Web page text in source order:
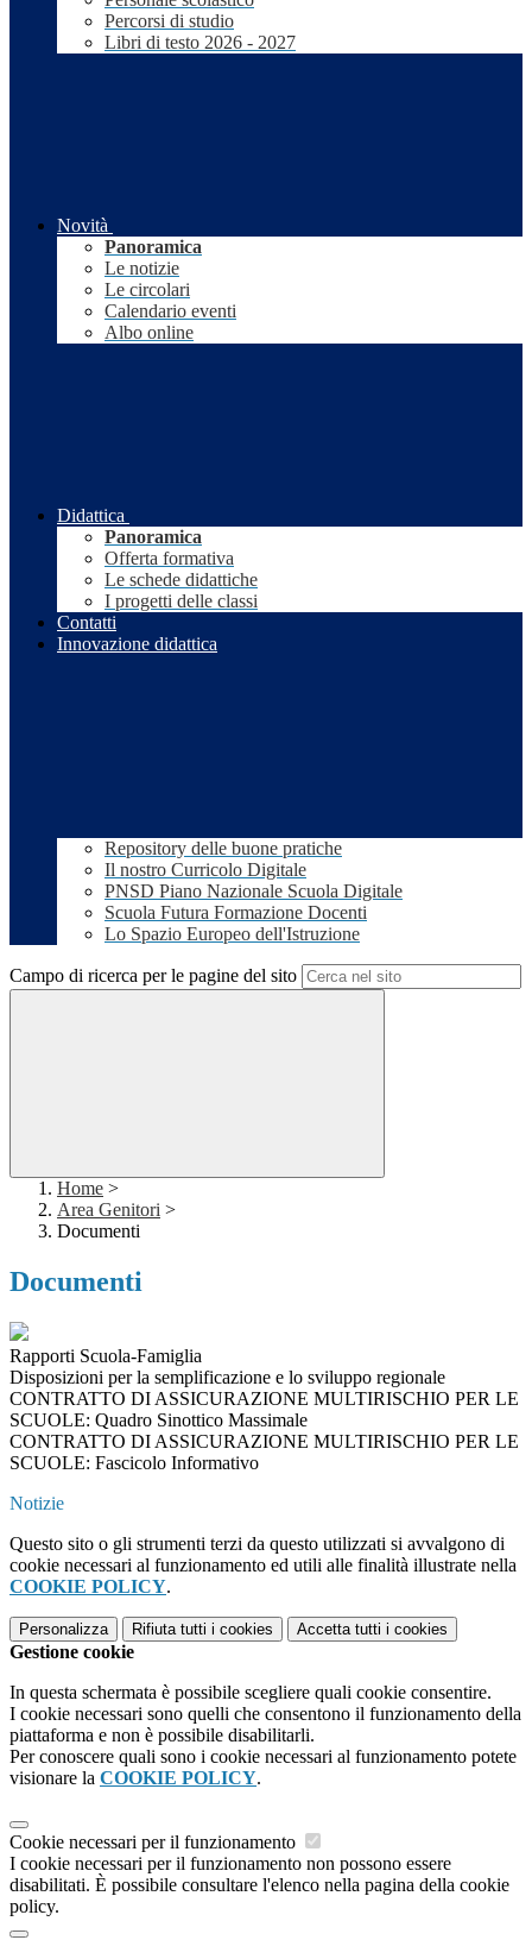
Percorsi di studio
Libri di testo 2026 - 2027
Novità
Panoramica
Le notizie
Le circolari
Calendario eventi
Albo online
Didattica
Panoramica
Offerta formativa
Le schede didattiche
I progetti delle classi
Contatti
Innovazione didattica
Repository delle buone pratiche
Il nostro Curricolo Digitale
PNSD Piano Nazionale Scuola Digitale
Scuola Futura Formazione Docenti
Lo Spazio Europeo dell'Istruzione
Campo di ricerca per le pagine del sito
Home >
Area Genitori >
Documenti
Documenti
Rapporti Scuola-Famiglia
Disposizioni per la semplificazione e lo sviluppo regionale
CONTRATTO DI ASSICURAZIONE MULTIRISCHIO PER LE
SCUOLE: Quadro Sinottico Massimale
CONTRATTO DI ASSICURAZIONE MULTIRISCHIO PER LE
SCUOLE: Fascicolo Informativo
Notizie
Questo sito o gli strumenti terzi da questo utilizzati si avvalgono di
cookie necessari al funzionamento ed utili alle finalità illustrate nella
COOKIE POLICY.
Personalizza Rifiuta tutti i cookies Accetta tutti i cookies
Gestione cookie
In questa schermata è possibile scegliere quali cookie consentire.
I cookie necessari sono quelli che consentono il funzionamento della
piattaforma e non è possibile disabilitarli.
Per conoscere quali sono i cookie necessari al funzionamento potete
visionare la COOKIE POLICY.
Cookie necessari per il funzionamento
I cookie necessari per il funzionamento non possono essere
disabilitati. È possibile consultare l'elenco nella pagina della cookie
policy.